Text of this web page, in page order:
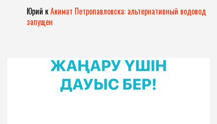
Юрий кАкимат Петропавловска: альтернативный водовод
запущен